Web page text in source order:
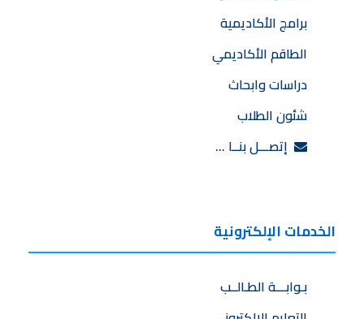
برامج الأكاديمية
الطاقم الأكاديمي
دراسات وابحاث
شئون الطلاب
إتصـــل بنــا …
الخدمات الإلكترونية
بـوابـــة الطـالــب